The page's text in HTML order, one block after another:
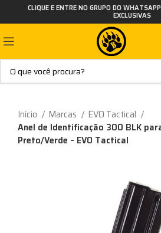
CLIQUE E ENTRE NO GRUPO DO
EXCLUSIVAS
Início Marcas
EVO Tactical
Anel de Identificação 300 BLK
Preto/Verde – EVO Tactical